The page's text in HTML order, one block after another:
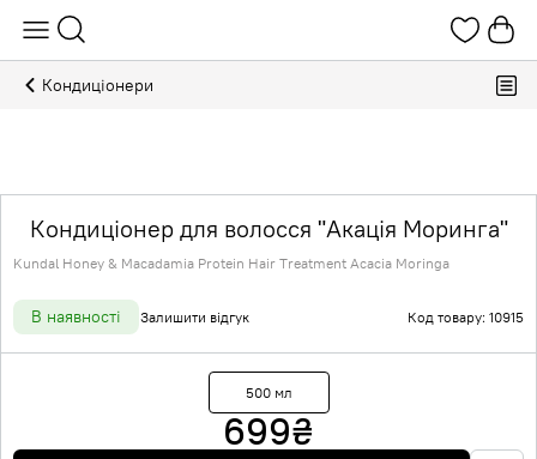
Кондиціонери
Кондиціонер для волосся "Акація Моринга"
Kundal Honey & Macadamia Protein Hair Treatment Acacia Moringa
В наявності Залишити відгук Код товару: 10915
500 мл
699₴